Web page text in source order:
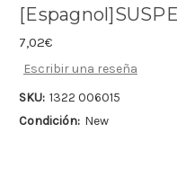
7,02€
Escribir una reseña
SKU: 1322 006015
Condición: New